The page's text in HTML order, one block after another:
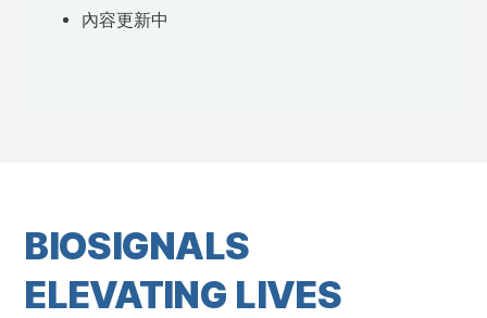
內容更新中
BIOSIGNALS
ELEVATING LIVES